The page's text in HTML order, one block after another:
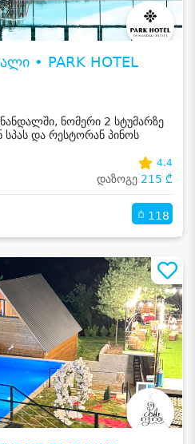
• PARK HOTEL
ნომერი 2 სტუმარზე
სპას და რესტორან პინოს
4.4
დაზოგე 215 ₾
118